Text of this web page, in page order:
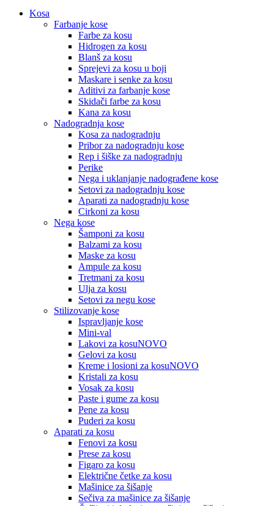
Kosa
Farbanje kose
Farbe za kosu
Hidrogen za kosu
Blanš za kosu
Sprejevi za kosu u boji
Maskare i senke za kosu
Aditivi za farbanje kose
Skidači farbe za kosu
Kana za kosu
Nadogradnja kose
Kosa za nadogradnju
Pribor za nadogradnju kose
Rep i šiške za nadogradnju
Perike
Nega i uklanjanje nadograđene kose
Setovi za nadogradnju kose
Aparati za nadogradnju kose
Cirkoni za kosu
Nega kose
Šamponi za kosu
Balzami za kosu
Maske za kosu
Ampule za kosu
Tretmani za kosu
Ulja za kosu
Setovi za negu kose
Stilizovanje kose
Ispravljanje kose
Mini-val
Lakovi za kosuNOVO
Gelovi za kosu
Kreme i losioni za kosuNOVO
Kristali za kosu
Vosak za kosu
Paste i gume za kosu
Pene za kosu
Puderi za kosu
Aparati za kosu
Fenovi za kosu
Prese za kosu
Figaro za kosu
Električne četke za kosu
Mašinice za šišanje
Sečiva za mašinice za šišanje